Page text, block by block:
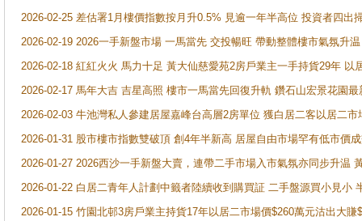
2026-02-25 差估署1月樓價指數按月升0.5% 見逾一年半高位 投資者四
2026-02-19 2026一手新盤市場 一馬當先 交投暢旺 帶動整體樓市氣氛升
2026-02-18 紅紅火火 馬力十足 黃大仙慈愛苑2房戶業主一手持貨29年 以
2026-02-17 馬年大吉 吉星高照 樓市一馬當先回復升軌 鑽石山宏景花園
2026-02-03 牛池灣私人參建居屋嘉峰台高層2房單位 獲白居二客以居二市
2026-01-31 股市樓市指數雙破頂 創4年半新高 居屋自由市場罕有低市價
2026-01-27 2026西沙一手新盤大賣，連帶二手市場入市氣氛亦同步升温
2026-01-22 白居二青年人計劃中籤者陸續收到購買証 二手盤源買小見小
2026-01-15 竹園北邨3房戶業主持貨17年以居二市場價$260萬元沽出大賺